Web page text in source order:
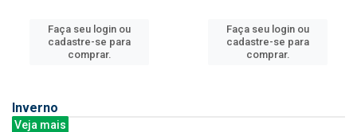
Faça seu login ou
cadastre-se para
comprar.
Faça seu login ou
cadastre-se para
comprar.
Inverno
Veja mais